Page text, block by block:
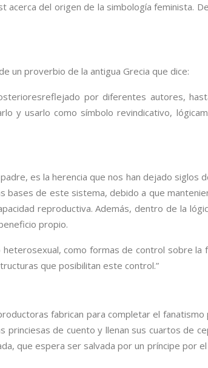
del origen de la simbología feminista.
un proverbio de la antigua Grecia que dice:
por diferentes autores,
y usarlo como símbolo revindicativo,
es la herencia que nos han dejado siglos
bases de este sistema, debido a que
reproductiva. Además, dentro de la
propio.
como formas de control sobre la
que posibilitan este control.”
fabrican para completar el fanatismo
de cuento y llenan sus cuartos de
que espera ser salvada por un príncipe por